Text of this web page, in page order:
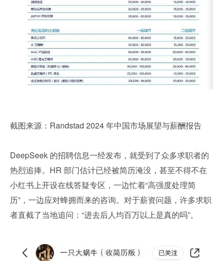
截图来源：Randstad 2024 年中国市场展望与薪酬报告
DeepSeek 的招聘信息一经发布，就受到了众多求职者的
热烈追捧。HR 部门估计已经被简历淹没，甚至不得不在
小红书上开设在线答疑专区，一边忙着“高强度处理简
历”，一边应对蜂拥而来的咨询。对于薪资问题，许多求职
者直截了当地追问：“进去后人均百万以上是真的吗”。